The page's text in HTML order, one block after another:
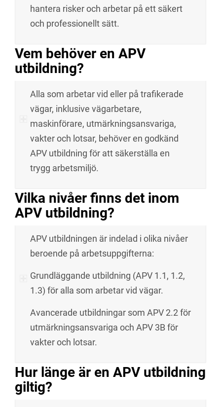
hantera risker och arbetar på ett säkert
och professionellt sätt.
Vem behöver en APV
utbildning?
Alla som arbetar vid eller på trafikerade
vägar, inklusive vägarbetare,
maskinförare, utmärkningsansvariga,
vakter och lotsar, behöver en godkänd
APV utbildning för att säkerställa en
trygg arbetsmiljö.
Vilka nivåer finns det inom
APV utbildning?
APV utbildningen är indelad i olika nivåer
beroende på arbetsuppgifterna:
Grundläggande utbildning (APV 1.1, 1.2,
1.3) för alla som arbetar vid vägar.
Avancerade utbildningar som APV 2.2 för
utmärkningsansvariga och APV 3B för
vakter och lotsar.
Hur länge är en APV utbildning
giltig?